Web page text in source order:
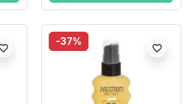
-37%
favorite_border